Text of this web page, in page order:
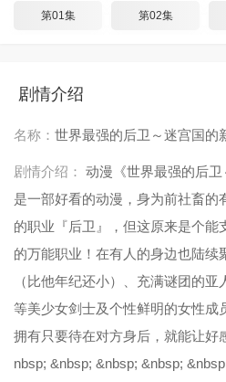
第01集 第02集
剧情介绍
名称： 世界最强的后卫～迷宫国的
剧情介绍： 动漫《世界最强的后卫
是一部好看的动漫，身为前社畜的
的职业『后卫』，但这原来是个能
的万能职业！在有人的身边也陆续
（比他年纪还小）、充满谜团的
等美少女剑士及个性鲜明的女性成
拥有只要待在对方身后，就能让
nbsp; &nbsp; &nbsp; &nbsp;